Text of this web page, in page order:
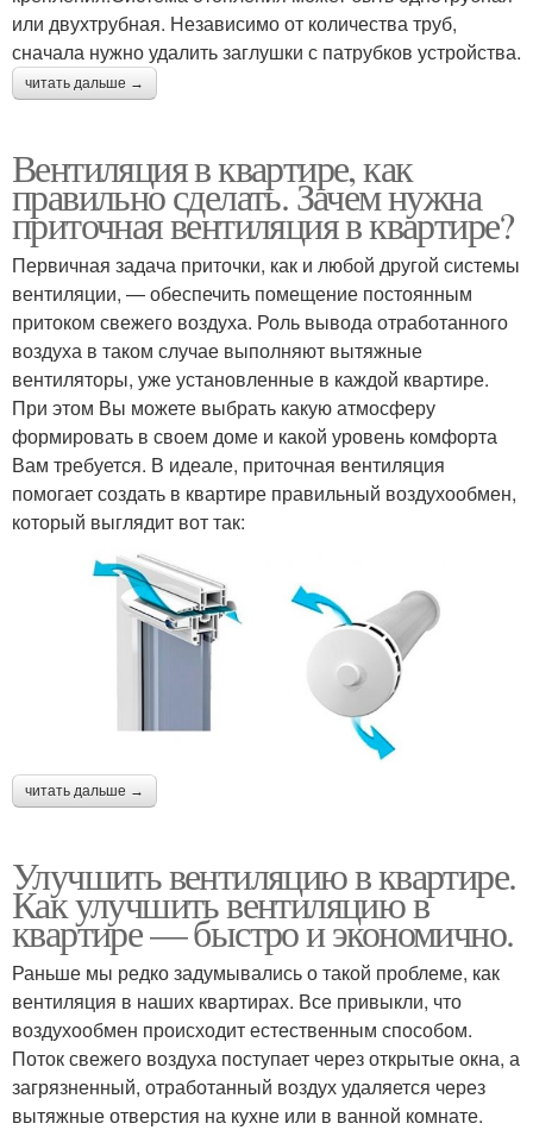
или двухтрубная. Независимо от количества труб,
сначала нужно удалить заглушки с патрубков устройства.
читать дальше →
Вентиляция в квартире, как
правильно сделать. Зачем нужна
приточная вентиляция в квартире?
Первичная задача приточки, как и любой другой системы
вентиляции, — обеспечить помещение постоянным
притоком свежего воздуха. Роль вывода отработанного
воздуха в таком случае выполняют вытяжные
вентиляторы, уже установленные в каждой квартире.
При этом Вы можете выбрать какую атмосферу
формировать в своем доме и какой уровень комфорта
Вам требуется. В идеале, приточная вентиляция
помогает создать в квартире правильный воздухообмен,
который выглядит вот так:
читать дальше →
Улучшить вентиляцию в квартире.
Как улучшить вентиляцию в
квартире — быстро и экономично.
Раньше мы редко задумывались о такой проблеме, как
вентиляция в наших квартирах. Все привыкли, что
воздухообмен происходит естественным способом.
Поток свежего воздуха поступает через открытые окна, а
загрязненный, отработанный воздух удаляется через
вытяжные отверстия на кухне или в ванной комнате.